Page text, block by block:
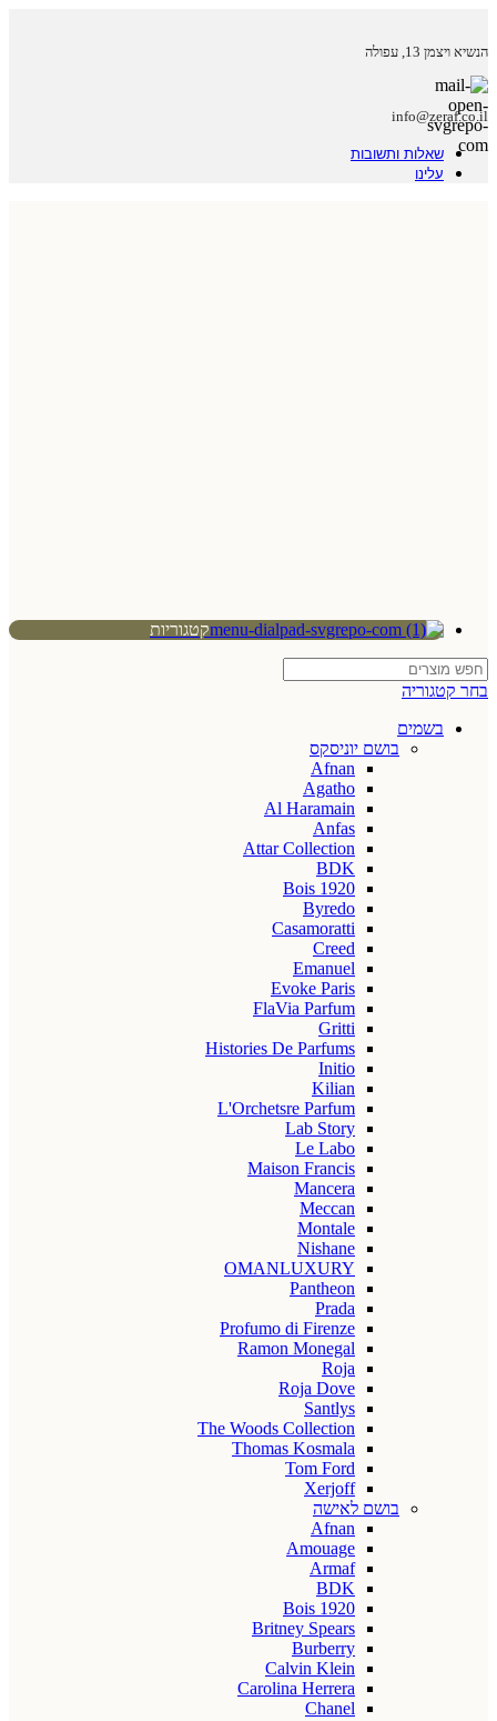
הנשיא ויצמן 13, עפולה
info@zeraf.co.il
שאלות ותשובות
עלינו
קטגוריות
בחר קטגוריה
בשמים
בושם יוניסקס
Afnan
Agatho
Al Haramain
Anfas
Attar Collection
BDK
Bois 1920
Byredo
Casamoratti
Creed
Emanuel
Evoke Paris
FlaVia Parfum
Gritti
Histories De Parfums
Initio
Kilian
L'Orchetsre Parfum
Lab Story
Le Labo
Maison Francis
Mancera
Meccan
Montale
Nishane
OMANLUXURY
Pantheon
Prada
Profumo di Firenze
Ramon Monegal
Roja
Roja Dove
Santlys
The Woods Collection
Thomas Kosmala
Tom Ford
Xerjoff
בושם לאישה
Afnan
Amouage
Armaf
BDK
Bois 1920
Britney Spears
Burberry
Calvin Klein
Carolina Herrera
Chanel